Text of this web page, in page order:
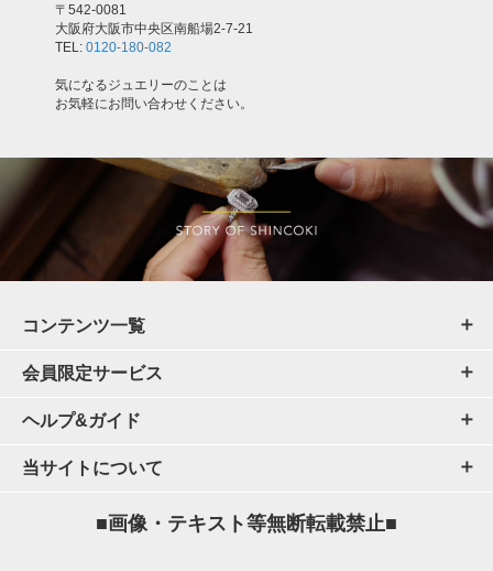
〒542-0081
大阪府大阪市中央区南船場2-7-21
TEL: 0120-180-082
気になるジュエリーのことは
お気軽にお問い合わせください。
コンテンツ一覧
会員限定サービス
ヘルプ&ガイド
当サイトについて
■画像・テキスト等無断転載禁止■